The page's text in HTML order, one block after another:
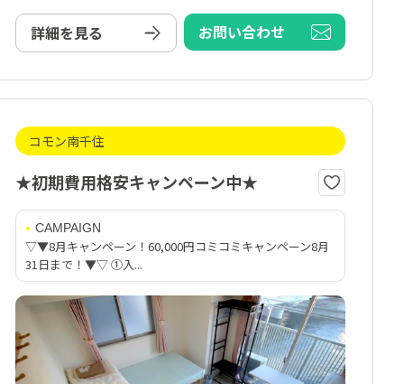
詳細を見る お問い合わせ
コモン南千住
★初期費用格安キャンペーン中★
CAMPAIGN
▽▼8月キャンペーン！60,000円コミコミキャンペーン8月
31日まで！▼▽ ①入...